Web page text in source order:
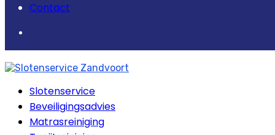
Contact
Slotenservice
Beveiligingsadvies
Matrasreiniging